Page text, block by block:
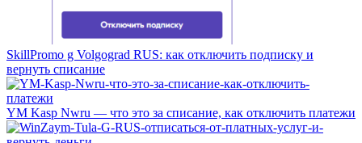
SkillPromo g Volgograd RUS: как отключить подписку и
вернуть списание
YM Kasp Nwru — что это за списание, как отключить платежи